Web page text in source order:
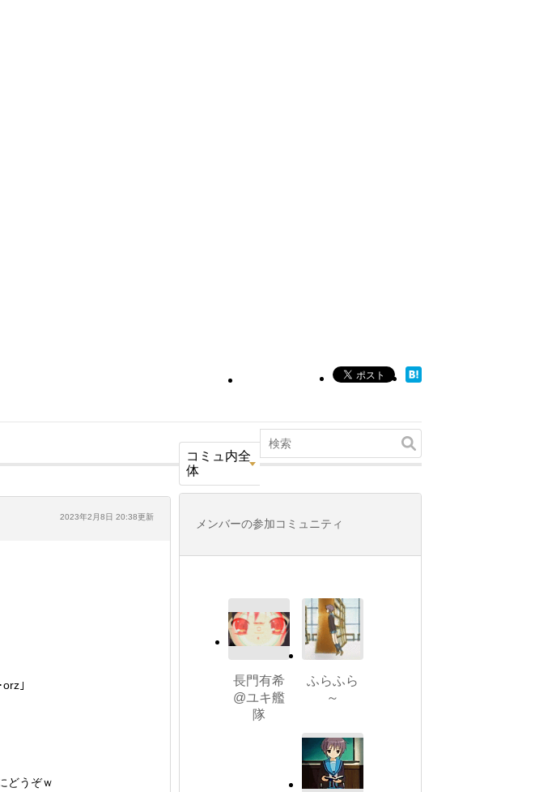
コミュ内全
体
2023年2月8日 20:38更新
｣
うぞｗ
メンバーの参加コミュニティ
長門有希
@ユキ艦
隊
ふらふら
～